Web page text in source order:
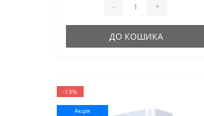
- +
ДО КОШИКА
-13%
Акція